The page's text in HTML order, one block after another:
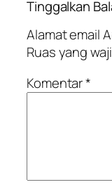
Tinggalkan
Alamat email
Ruas yang
Komentar*